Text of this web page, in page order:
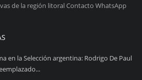
de la región litoral Contacto WhatsApp
en la Selección argentina: Rodrigo De Paul